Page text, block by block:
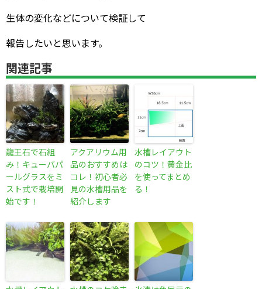
生体の変化などについて検証して
報告したいと思います。
関連記事
龍王石で石組
み！キューバパ
ールグラスをミ
スト式で栽培開
始です！
アクアリウム用
品のおすすめは
コレ！初心者必
見の水槽用品を
紹介します
水槽レイアウト
のコツ！黄金比
を使ってまとめ
る！